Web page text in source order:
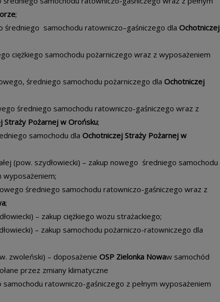
;
średniego samochodu ratowniczo–gaśniczego dla Ochotniczej
ciężkiego samochodu pożarniczego wraz z wyposażeniem
średniego samochodu pożarniczego dla Ochotniczej
średniego samochodu ratowniczo-gaśniczego wraz z
Straży Pożarnej w Orońsku;
samochodu dla Ochotniczej Straży Pożarnej w
(pow. szydłowiecki) – zakup nowego średniego samochodu
wyposażeniem;
średniego samochodu ratowniczo-gaśniczego wraz z
;
– zakup ciężkiego wozu strażackiego;
– zakup samochodu pożarniczo-ratowniczego dla
zwoleński) – doposażenie OSP Zielonka Nowaw samochód
przez zmiany klimatyczne
ratowniczo-gaśniczego z pełnym wyposażeniem